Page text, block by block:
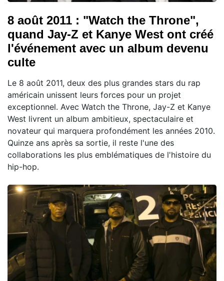
8 août 2011 : "Watch the Throne",
quand Jay-Z et Kanye West ont créé
l'événement avec un album devenu
culte
Le 8 août 2011, deux des plus grandes stars du rap
américain unissent leurs forces pour un projet
exceptionnel. Avec Watch the Throne, Jay-Z et Kanye
West livrent un album ambitieux, spectaculaire et
novateur qui marquera profondément les années 2010.
Quinze ans après sa sortie, il reste l'une des
collaborations les plus emblématiques de l'histoire du
hip-hop.